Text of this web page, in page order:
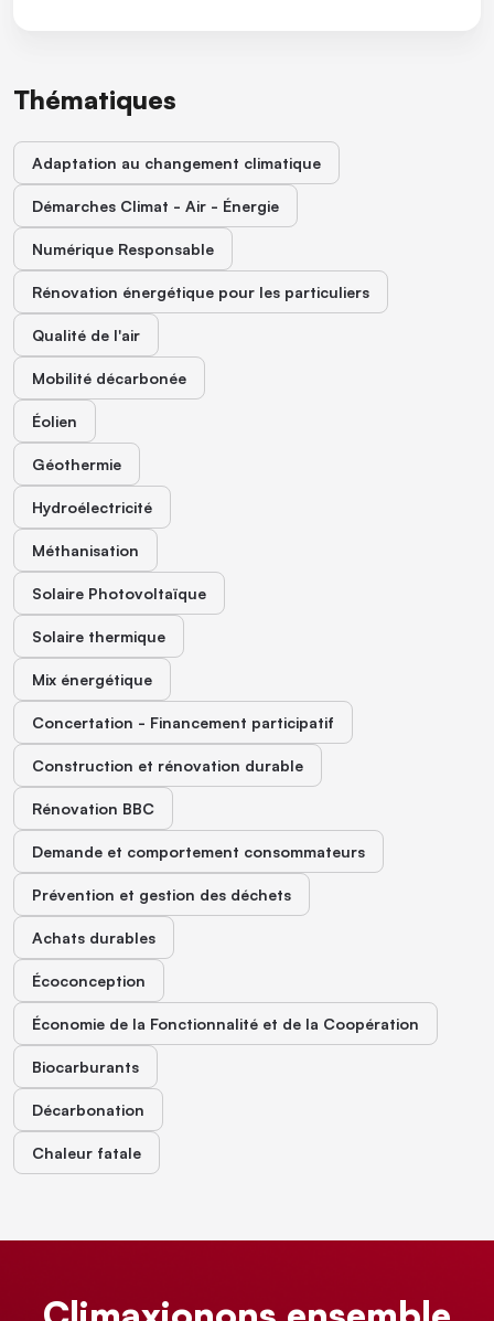
Thématiques
Adaptation au changement climatique
Démarches Climat - Air - Énergie
Numérique Responsable
Rénovation énergétique pour les particuliers
Qualité de l'air
Mobilité décarbonée
Éolien
Géothermie
Hydroélectricité
Méthanisation
Solaire Photovoltaïque
Solaire thermique
Mix énergétique
Concertation - Financement participatif
Construction et rénovation durable
Rénovation BBC
Demande et comportement consommateurs
Prévention et gestion des déchets
Achats durables
Écoconception
Économie de la Fonctionnalité et de la Coopération
Biocarburants
Décarbonation
Chaleur fatale